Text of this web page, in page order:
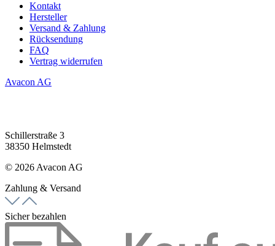
Kontakt
Hersteller
Versand & Zahlung
Rücksendung
FAQ
Vertrag widerrufen
Avacon AG
Schillerstraße 3
38350 Helmstedt
© 2026 Avacon AG
Zahlung & Versand
Sicher bezahlen